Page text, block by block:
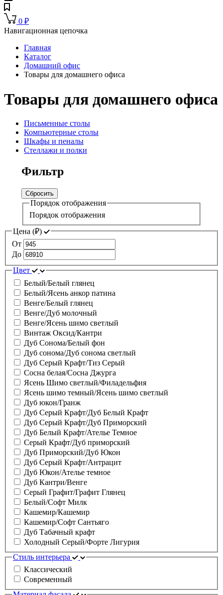
0 ₽
Навигационная цепочка
Главная
Каталог
Домашний офис
Товары для домашнего офиса
Товары для домашнего офиса
Письменные столы
Компьютерные столы
Шкафы и пеналы
Стеллажи и полки
Фильтр
Сбросить
Порядок отображения
Порядок отображения
Цена (₽)
От
До
Цвет
Белый/Белый глянец
Белый/Ясень анкор патина
Венге/Белый глянец
Венге/Дуб молочный
Венге/Ясень шимо светлый
Винтаж Оксид/Кантри
Дуб Сонома/Белый фон
Дуб сонома/Дуб сонома светлый
Дуб Серый Крафт/Тиз Серый
Сосна белая/Сосна Джурга
Ясень Шимо светлый/Филадельфия
Ясень шимо темный/Ясень шимо светлый
Дуб юкон/Гранж
Дуб Серый Крафт/Дуб Белый Крафт
Дуб Серый Крафт/Дуб Приморский
Дуб Белый Крафт/Ателье Темное
Серый Крафт/Дуб приморский
Дуб Приморский/Дуб Юкон
Дуб Серый Крафт/Антрацит
Дуб Юкон/Ателье темное
Дуб Кантри/Венге
Серый Графит/Графит Глянец
Белый/Софт Милк
Кашемир/Кашемир
Кашемир/Софт Сантьяго
Дуб Табачный крафт
Холодный Серый/Форте Лигурия
Стиль интерьера
Классический
Современный